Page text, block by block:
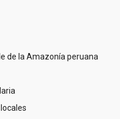
de la Amazonía peruana